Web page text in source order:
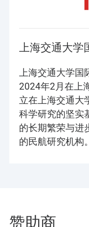
上海交通大
上海交通大学国
2024年2月在上
立在上海交通大
科学研究的坚实
的长期繁荣与进
的民航研究机构。
赞助商